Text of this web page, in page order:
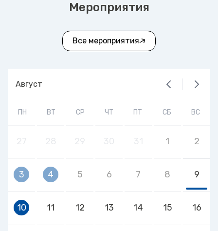
Мероприятия
Все мероприятия
Август
ПН ВТ СР ЧТ ПТ СБ ВС
1 2
3 4 5 6 7 8 9
10 11 12 13 14 15 16